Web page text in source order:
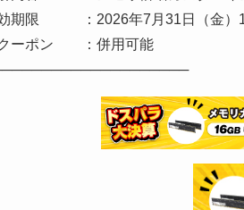
期限 ：2026年7月31日（金）
ーポン ：併用可能